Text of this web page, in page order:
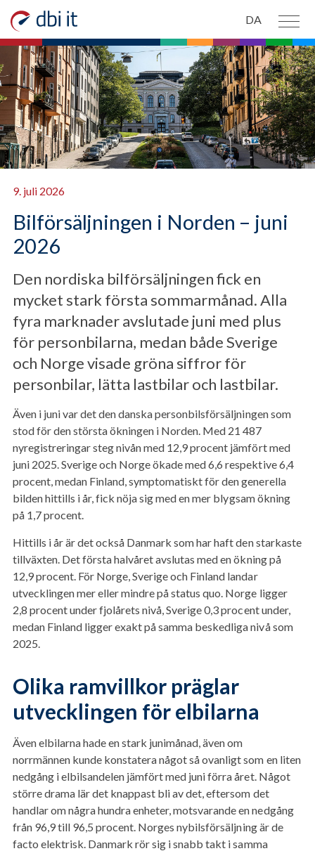
DA
PRODUKTER
OM OS
NYHEDER
9. juli 2026
Bilförsäljningen i Norden – juni
2026
Den nordiska bilförsäljningen fick en
mycket stark första sommarmånad. Alla
fyra marknader avslutade juni med plus
för personbilarna, medan både Sverige
och Norge visade gröna siffror för
personbilar, lätta lastbilar och lastbilar.
Även i juni var det den danska personbilsförsäljningen som
stod för den största ökningen i Norden. Med 21 487
nyregistreringar steg nivån med 12,9 procent jämfört med
juni 2025. Sverige och Norge ökade med 6,6 respektive 6,4
procent, medan Finland, symptomatiskt för den generella
bilden hittills i år, fick nöja sig med en mer blygsam ökning
på 1,7 procent.
Hittills i år är det också Danmark som har haft den starkaste
tillväxten. Det första halvåret avslutas med en ökning på
12,9 procent. För Norge, Sverige och Finland landar
utvecklingen mer eller mindre på status quo. Norge ligger
2,8 procent under fjolårets nivå, Sverige 0,3 procent under,
medan Finland ligger exakt på samma beskedliga nivå som
2025.
Olika ramvillkor präglar
utvecklingen för elbilarna
Även elbilarna hade en stark junimånad, även om
norrmännen kunde konstatera något så ovanligt som en liten
nedgång i elbilsandelen jämfört med juni förra året. Något
större drama lär det knappast bli av det, eftersom det
handlar om några hundra enheter, motsvarande en nedgång
från 96,9 till 96,5 procent. Norges nybilsförsäljning är de
facto elektrisk. Danmark rör sig i snabb takt i samma